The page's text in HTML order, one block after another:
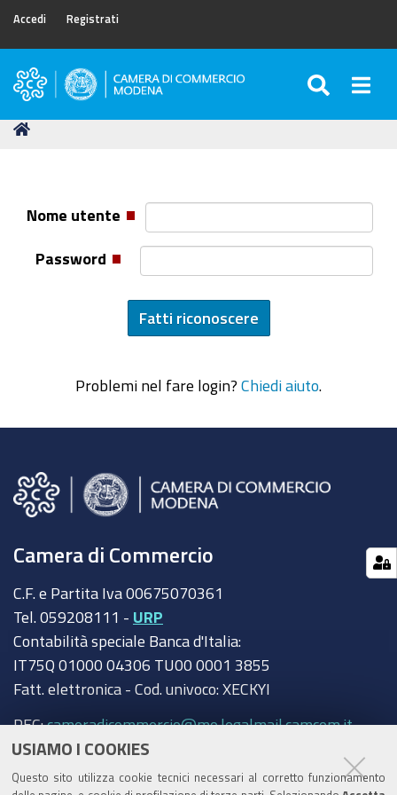
USIAMO I COOKIES
Questo sito utilizza cookie tecnici necessari al corretto funzionamento
Accedi Registrati
Camera
Commercio
Tu
Nome utente
Password
Problemi nel fare login? Chiedi aiuto
Camera di Commercio
C.F. e Partita Iva 00675070361
Tel. 059208111 - URP
Contabilità speciale Banca d'Italia:
IT75Q 01000 04306 TU00 0001 3855
Fatt. elettronica - Cod. univoco: XECKYI
PEC:cameradicommercio@mo.legalmail.camcom.it
Trasparenza